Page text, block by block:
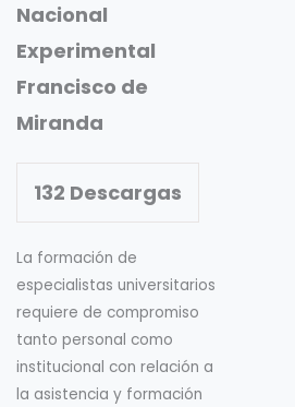
Nacional
Experimental
Francisco de
Miranda
132 Descargas
La formación de
especialistas universitarios
requiere de compromiso
tanto personal como
institucional con relación a
la asistencia y formación